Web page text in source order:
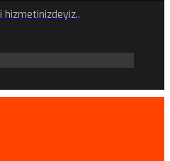
hizmetinizdeyiz..